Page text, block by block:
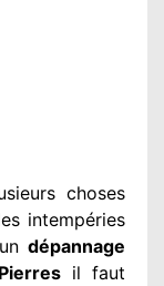
choses
intempéries
dépannage
il faut